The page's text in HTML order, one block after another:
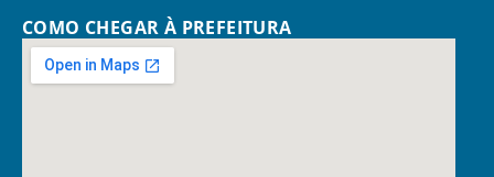
COMO CHEGAR À PREFEITURA